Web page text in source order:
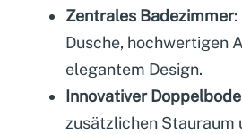
Zentrales Badezimmer:
Dusche, hochwertigen
elegantem Design.
Innovativer
zusätzlichen Stauraum